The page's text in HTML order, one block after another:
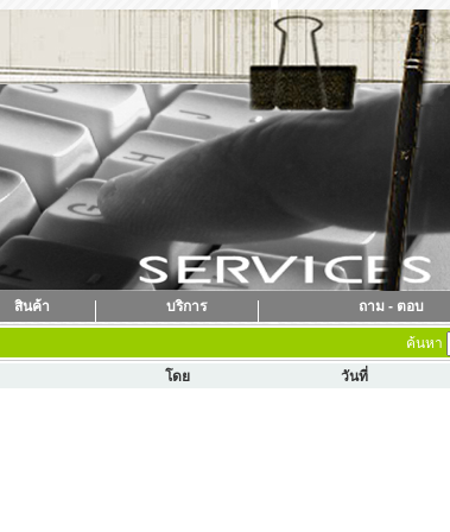
สินค้า บริการ ถาม - ตอบ
ค้นหา
โดย วันที่